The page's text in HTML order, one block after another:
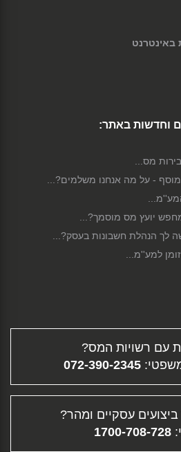
באינטרנט
וחדשות באתר:
מס...
- על מה אנחנו משלמים?...
יועץ מס מוסמך?...
לך הנהלת חשבונות בעסק?...
למע''מ...
עם רשויות המס?
משפטי:072-390-2345
עסקיים ומהר?
1700-708-728